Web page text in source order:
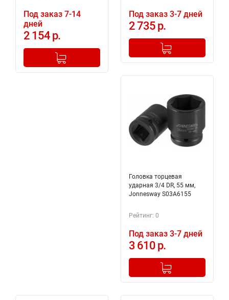
Под заказ 7-14
дней
2 154 р.
+
Добавлено в корзину
Под заказ 3-7 дней
2 735 р.
+
Добавлено в корзину
Головка торцевая
ударная 3/4 DR, 55 мм,
Jonnesway S03A6155
Рейтинг: 0
Под заказ 3-7 дней
3 610 р.
+
Добавлено в корзину